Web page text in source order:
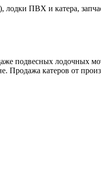
лодки ПВХ и катера,
подвесных лодочных
Продажа катеров от